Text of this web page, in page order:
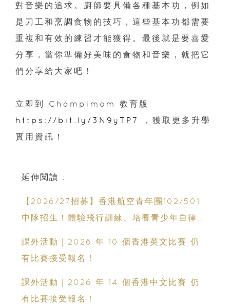
對音樂的追求。廚師要具備各種基本功，例如
是刀工和烹調食物的技巧，這些基本功都需要
重複和有效的練習才能獲得。最後就是要喜愛
分享，當你準備好美味的食物和音樂，就把它
們分享給大家吧！
立即到 Champimom 教育版
https://bit.ly/3N9yTP7
，獲取更多升學
實用資訊！
延伸閱讀 :
【2026/27招募】香港航空青年團102/501
中隊招生！體驗飛行訓練、培養青少年自律與
課外活動｜2026 年 10 個香港英文比賽 仍
有比賽接受報名！
課外活動｜2026 年 14 個香港中文比賽 仍
有比賽接受報名！